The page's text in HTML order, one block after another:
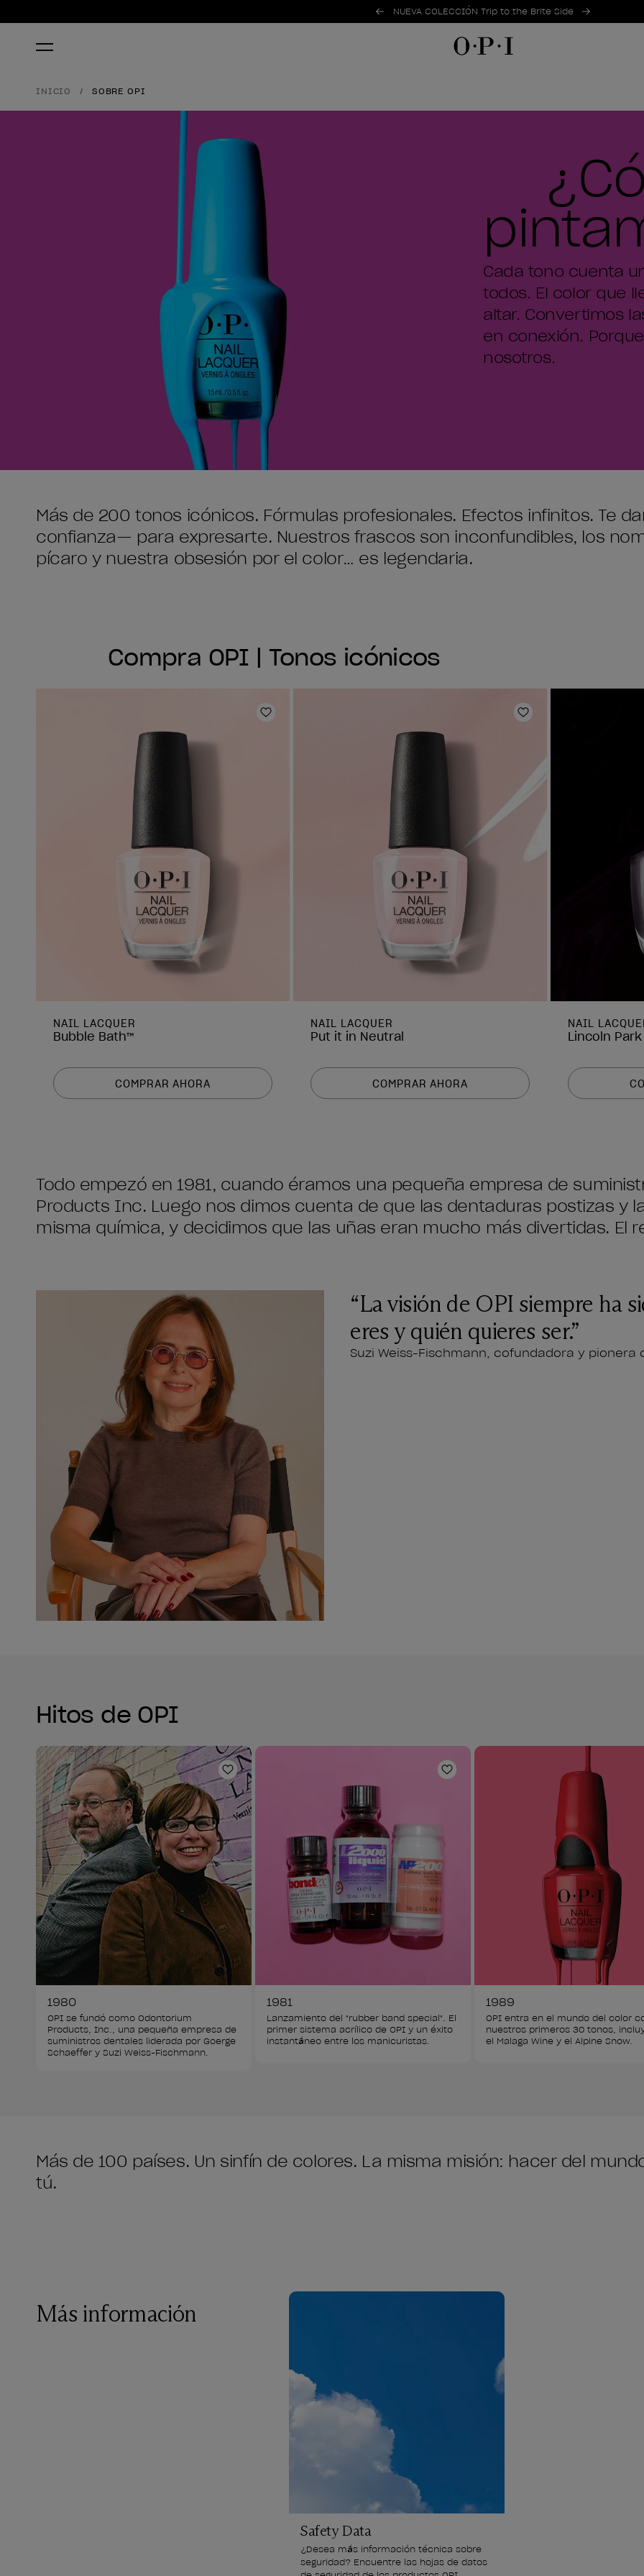
Ofertas promocionales
NUEVA COLECCIÓN Trip to the Brite Side
Item 1 of 2
INICIO SOBRE OPI
Cada tono cuenta
todos. El color que
altar. Convertimos
en conexión.
nosotros.
Más de 200 tonos icónicos. Fórmulas profesionales. Efectos infinitos. Te
confianza— para expresarte. Nuestros frascos son inconfundibles, los
pícaro y nuestra obsesión por el color… es legendaria.
Compra OPI | Tonos icónicos
Añadir a la lista de deseos
NAIL LACQUER
Bubble Bath™
COMPRAR AHORA
Añadir a la lista de
NAIL LACQUER
Put it in Neutral
COMPRAR AHORA
NAIL
Lincoln
Todo empezó en 1981, cuando éramos una pequeña empresa de
Products Inc. Luego nos dimos cuenta de que las dentaduras postizas y
misma química, y decidimos que las uñas eran mucho más divertidas. El
“La visión de OPI siempre ha
eres y quién quieres ser.”
Suzi Weiss-Fischmann, cofundadora y pionera
Hitos de OPI
Añadir a la lista de deseos
1980
OPI se fundó como Odontorium
Products, Inc., una pequeña empresa de
suministros dentales liderada por Goerge
Schaeffer y Suzi Weiss-Fischmann.
Añadir a la lista de deseos
1981
Lanzamiento del "rubber band special". El
primer sistema acrílico de OPI y un éxito
instantáneo entre los manicuristas.
1989
OPI entra en el mundo del color
nuestros primeros 30 tonos,
el Malaga Wine y el Alpine Snow.
Más de 100 países. Un sinfín de colores. La misma misión: hacer del
tú.
Más información
Safety Data
¿Desea más información técnica sobre
seguridad? Encuentre las hojas de datos